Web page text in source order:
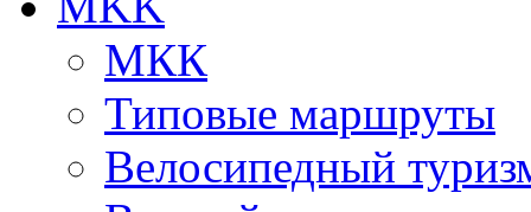
МКК
Типовые маршруты
Велосипедный